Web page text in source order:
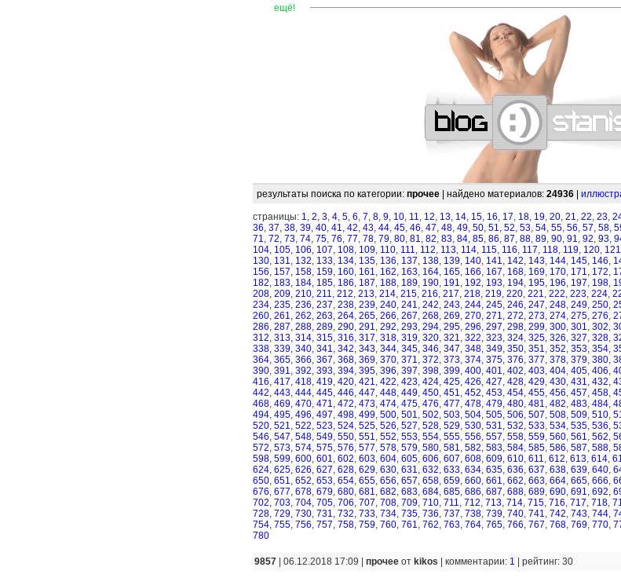
ещё! ————————————————————————
результаты поиска по категории: прочее | найдено материалов: 24936
страницы: 1, 2, 3, 4, 5, 6, 7, 8, 9, 10, 11, 12, 13, 14, 15, 16, 17, 18, 19, 20, 21, 22, 23,
36, 37, 38, 39, 40, 41, 42, 43, 44, 45, 46, 47, 48, 49, 50, 51, 52, 53, 54, 55, 56, 57, 58,
71, 72, 73, 74, 75, 76, 77, 78, 79, 80, 81, 82, 83, 84, 85, 86, 87, 88, 89, 90, 91, 92, 93,
104, 105, 106, 107, 108, 109, 110, 111, 112, 113, 114, 115, 116, 117, 118, 119, 120, 121
130, 131, 132, 133, 134, 135, 136, 137, 138, 139, 140, 141, 142, 143, 144, 145, 146,
156, 157, 158, 159, 160, 161, 162, 163, 164, 165, 166, 167, 168, 169, 170, 171, 172,
182, 183, 184, 185, 186, 187, 188, 189, 190, 191, 192, 193, 194, 195, 196, 197, 198,
208, 209, 210, 211, 212, 213, 214, 215, 216, 217, 218, 219, 220, 221, 222, 223, 224,
234, 235, 236, 237, 238, 239, 240, 241, 242, 243, 244, 245, 246, 247, 248, 249, 250,
260, 261, 262, 263, 264, 265, 266, 267, 268, 269, 270, 271, 272, 273, 274, 275, 276,
286, 287, 288, 289, 290, 291, 292, 293, 294, 295, 296, 297, 298, 299, 300, 301, 302,
312, 313, 314, 315, 316, 317, 318, 319, 320, 321, 322, 323, 324, 325, 326, 327, 328,
338, 339, 340, 341, 342, 343, 344, 345, 346, 347, 348, 349, 350, 351, 352, 353, 354,
364, 365, 366, 367, 368, 369, 370, 371, 372, 373, 374, 375, 376, 377, 378, 379, 380,
390, 391, 392, 393, 394, 395, 396, 397, 398, 399, 400, 401, 402, 403, 404, 405, 406,
416, 417, 418, 419, 420, 421, 422, 423, 424, 425, 426, 427, 428, 429, 430, 431, 432,
442, 443, 444, 445, 446, 447, 448, 449, 450, 451, 452, 453, 454, 455, 456, 457, 458,
468, 469, 470, 471, 472, 473, 474, 475, 476, 477, 478, 479, 480, 481, 482, 483, 484,
494, 495, 496, 497, 498, 499, 500, 501, 502, 503, 504, 505, 506, 507, 508, 509, 510,
520, 521, 522, 523, 524, 525, 526, 527, 528, 529, 530, 531, 532, 533, 534, 535, 536,
546, 547, 548, 549, 550, 551, 552, 553, 554, 555, 556, 557, 558, 559, 560, 561, 562,
572, 573, 574, 575, 576, 577, 578, 579, 580, 581, 582, 583, 584, 585, 586, 587, 588,
598, 599, 600, 601, 602, 603, 604, 605, 606, 607, 608, 609, 610, 611, 612, 613, 614,
624, 625, 626, 627, 628, 629, 630, 631, 632, 633, 634, 635, 636, 637, 638, 639, 640,
650, 651, 652, 653, 654, 655, 656, 657, 658, 659, 660, 661, 662, 663, 664, 665, 666,
676, 677, 678, 679, 680, 681, 682, 683, 684, 685, 686, 687, 688, 689, 690, 691, 692,
702, 703, 704, 705, 706, 707, 708, 709, 710, 711, 712, 713, 714, 715, 716, 717, 718,
728, 729, 730, 731, 732, 733, 734, 735, 736, 737, 738, 739, 740, 741, 742, 743, 744,
754, 755, 756, 757, 758, 759, 760, 761, 762, 763, 764, 765, 766, 767, 768, 769, 770,
780
9857 | 06.12.2018 17:09 | прочее от kikos комментарии: 1 рейтинг: 30